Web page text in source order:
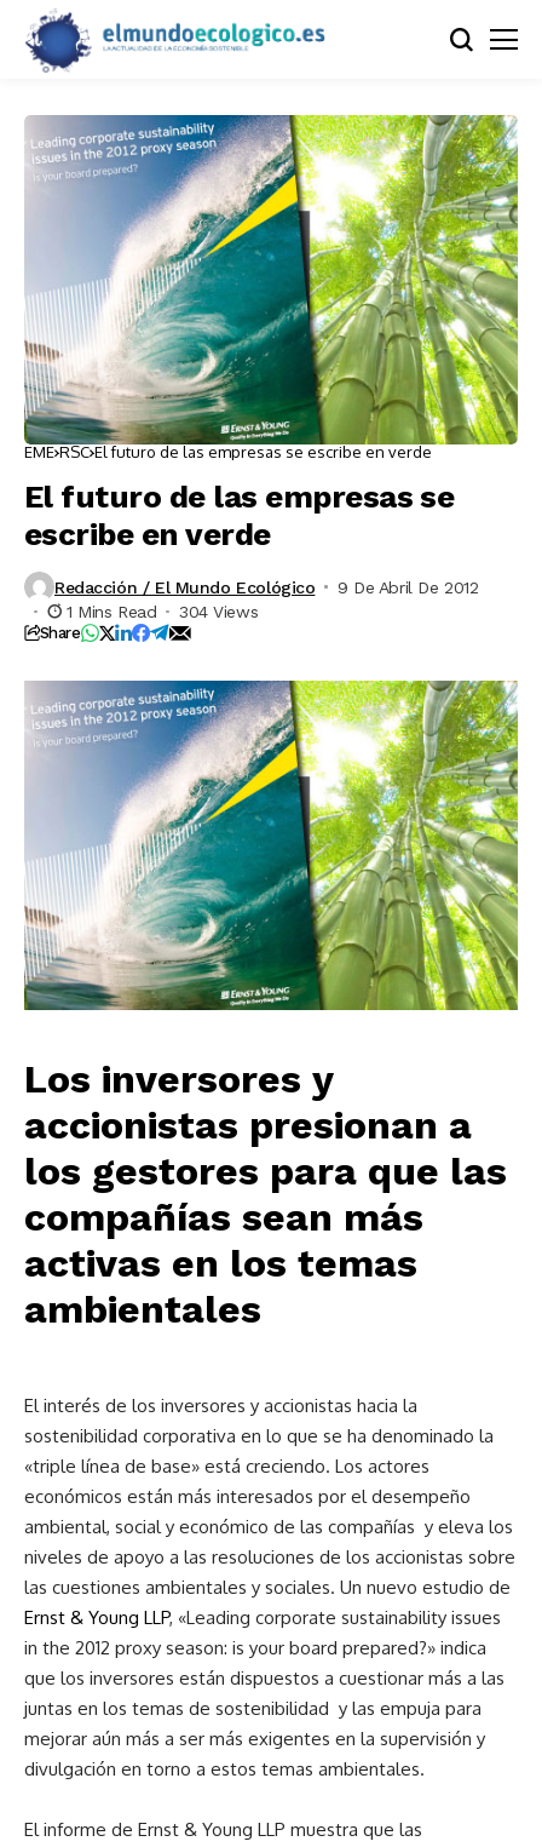
EME RSC El futuro de las empresas se escribe en verde
El futuro de las empresas se
escribe en verde
Redacción / El Mundo Ecológico
9 De Abril De 2012
1 Mins Read
304 Views
Share
Los inversores y
accionistas presionan a
los gestores para que las
compañías sean más
activas en los temas
ambientales
El interés de los inversores y accionistas hacia la
sostenibilidad corporativa en lo que se ha denominado la
«triple línea de base» está creciendo. Los actores
económicos están más interesados por el desempeño
ambiental, social y económico de las compañías y eleva los
niveles de apoyo a las resoluciones de los accionistas sobre
las cuestiones ambientales y sociales. Un nuevo estudio de
Ernst & Young LLP, «Leading corporate sustainability issues
in the 2012 proxy season: is your board prepared?» indica
que los inversores están dispuestos a cuestionar más a las
juntas en los temas de sostenibilidad y las empuja para
mejorar aún más a ser más exigentes en la supervisión y
divulgación en torno a estos temas ambientales.
El informe de Ernst & Young LLP muestra que las